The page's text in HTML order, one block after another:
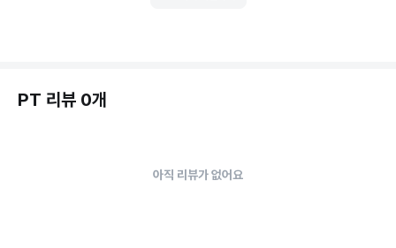
PT 리뷰 0개
아직 리뷰가 없어요